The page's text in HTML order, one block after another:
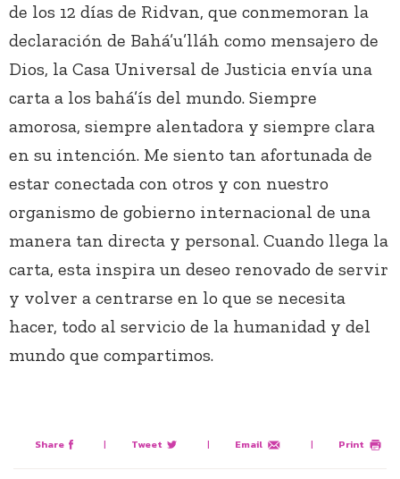
de los 12 días de Ridvan, que conmemoran la
declaración de Bahá’u’lláh como mensajero de
Dios, la Casa Universal de Justicia envía una
carta a los bahá’ís del mundo. Siempre
amorosa, siempre alentadora y siempre clara
en su intención. Me siento tan afortunada de
estar conectada con otros y con nuestro
organismo de gobierno internacional de una
manera tan directa y personal. Cuando llega la
carta, esta inspira un deseo renovado de servir
y volver a centrarse en lo que se necesita
hacer, todo al servicio de la humanidad y del
mundo que compartimos.
Share | Tweet | Email | Print